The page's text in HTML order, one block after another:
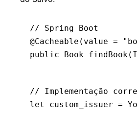
// Spring Boot
@Cacheable (value =
public Book findBook(
// Implementação
let
custom_issuer =